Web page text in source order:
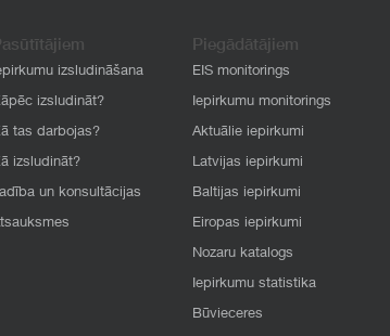
izsludināšana
izsludināt?
tas darbojas?
izsludināt?
un konsultācijas
Piegādātājiem
EIS monitorings
Iepirkumu monitorings
Aktuālie iepirkumi
Latvijas iepirkumi
Baltijas iepirkumi
Eiropas iepirkumi
Nozaru katalogs
Iepirkumu statistika
Būvieceres